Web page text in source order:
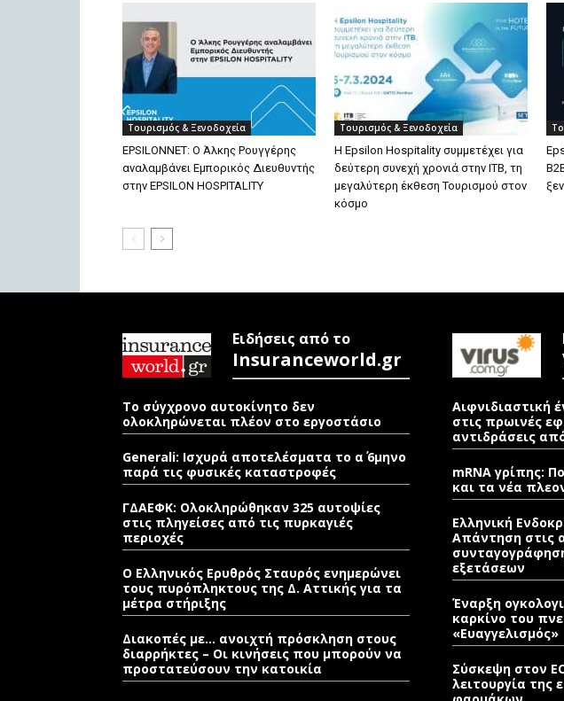
Τουρισμός & Ξενοδοχεία
EPSILONNET: Ο Άλκης Ρουγγέρης
αναλαμβάνει Εμπορικός Διευθυντής
στην EPSILON HOSPITALITY
Τουρισμός & Ξενοδοχεία
Η Epsilon Hospitality συμμετέχει για
δεύτερη συνεχή χρονιά στην ITB, τη
μεγαλύτερη έκθεση Τουρισμού στον
κόσμο
Ειδήσεις από το
Insuranceworld.gr
Το σύγχρονο αυτοκίνητο δεν
ολοκληρώνεται πλέον στο εργοστάσιο
Generali: Ισχυρά αποτελέσματα το α΄ 6μηνο
παρά τις φυσικές καταστροφές
ΓΔΑΕΦΚ: Ολοκληρώθηκαν 325 αυτοψίες
στις πληγείσες από τις πυρκαγιές
περιοχές
Ο Ελληνικός Ερυθρός Σταυρός ενημερώνει
τους πυρόπληκτους της Δ. Αττικής για τα
μέτρα στήριξης
Διακοπές με… ανοιχτή πρόσκληση στους
διαρρήκτες – Οι κινήσεις που μπορούν να
προστατεύσουν την κατοικία
Αιφνιδιαστική
στις πρωινές
αντιδράσεις
mRNA γρίπης:
και τα νέα
Ελληνική
Απάντηση στις
εξετάσεων
Έναρξη
καρκίνο του
«Ευαγγελισμός»
Σύσκεψη στον
λειτουργία της